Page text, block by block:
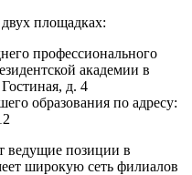
площадках:
профессионального
академии в
д. 4
образования по адресу:
ведущие позиции в
широкую сеть филиалов